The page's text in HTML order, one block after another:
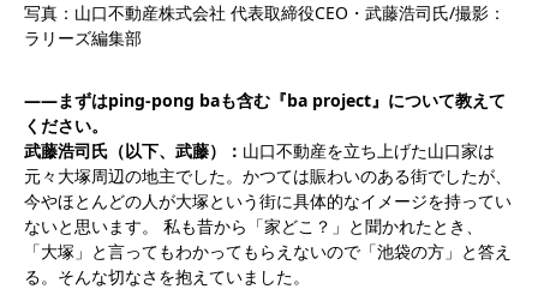
写真：山口不動産株式会社 代表取締役CEO・武藤浩司氏/撮影：
ラリーズ編集部
――まずはping-pong baも含む『ba project』について教えて
ください。
武藤浩司氏（以下、武藤）： 山口不動産を立ち上げた山口家は
元々大塚周辺の地主でした。かつては賑わいのある街でしたが、
今やほとんどの人が大塚という街に具体的なイメージを持ってい
ないと思います。 私も昔から「家どこ？」と聞かれたとき、
「大塚」と言ってもわかってもらえないので「池袋の方」と答え
る。そんな切なさを抱えていました。